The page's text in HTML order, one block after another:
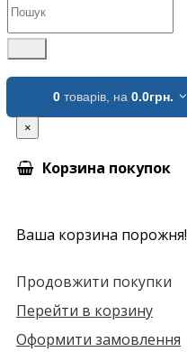
0 товарів, на 0.0грн.
×
Корзина покупок
Ваша корзина порожня!
Продовжити покупки
Перейти в корзину
Оформити замовлення